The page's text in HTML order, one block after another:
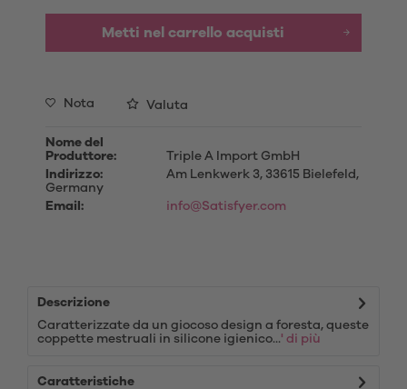
Metti nel carrello acquisti
Nota Valuta
Nome del
Produttore:
Triple A Import GmbH
Indirizzo:
Am Lenkwerk 3, 33615 Bielefeld,
Germany
Email:
info@Satisfyer.com
Descrizione
Caratterizzate da un giocoso design a foresta, queste
coppette mestruali in silicone igienico...' di più
Caratteristiche